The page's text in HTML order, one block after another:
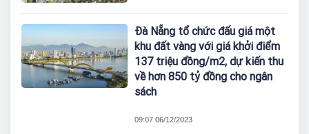
Đà Nẵng tổ chức đấu giá một
khu đất vàng với giá khởi điểm
137 triệu đồng/m2, dự kiến thu
về hơn 850 tỷ đồng cho ngân
sách
09:07 06/12/2023